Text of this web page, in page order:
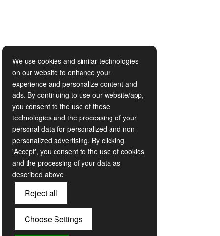
M
Si quieres asesoría para tu viaje, ingresa tu número
telefónico a continuación y nos comunicaremos contigo.
(Si es número fijo incluye el indicativo).
Celular o teléfono
We use cookies and similar technologies
on our website to enhance your
experience and personalize content and
ads. By continuing to use our website/app,
you consent to the use of these
technologies and the processing of your
personal data for personalized and non-
personalized advertising. By clicking
'Accept', you consent to the use of cookies
and the processing of your data as
described above
Reject all
Choose Settings